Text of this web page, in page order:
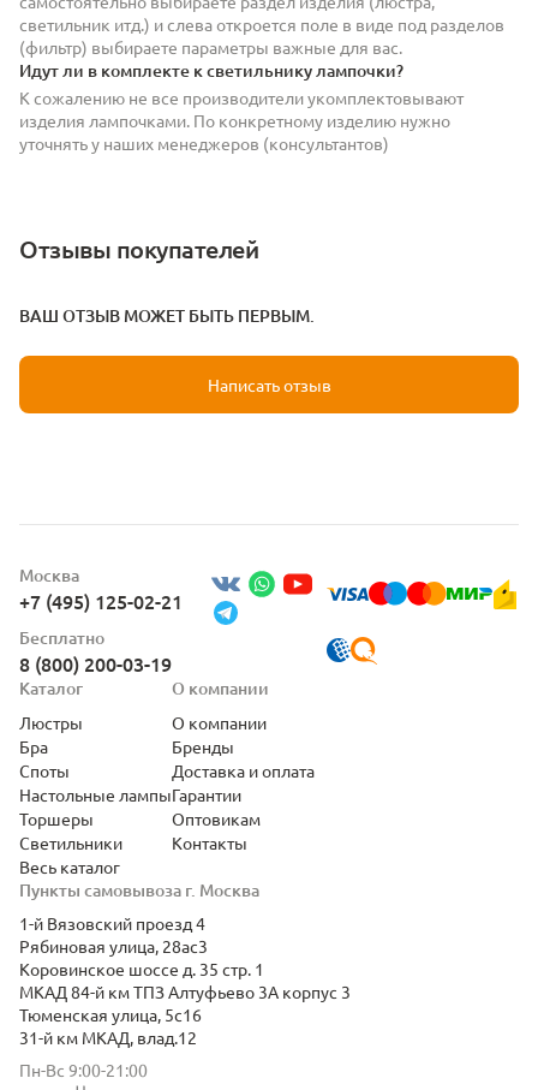
светильник итд.) и слева откроется поле в виде под разделов
(фильтр) выбираете параметры важные для вас.
Идут ли в комплекте к светильнику лампочки?
К сожалению не все производители укомплектовывают
изделия лампочками. По конкретному изделию нужно
уточнять у наших менеджеров (консультантов)
Отзывы покупателей
ВАШ ОТЗЫВ МОЖЕТ БЫТЬ ПЕРВЫМ.
Написать отзыв
Москва
+7 (495) 125-02-21
Бесплатно
8 (800) 200-03-19
Пункты самовывоза г. Москва
1-й Вязовский проезд 4
Рябиновая улица, 28ас3
Коровинское шоссе д. 35 стр. 1
МКАД 84-й км ТПЗ Алтуфьево 3А корпус 3
Тюменская улица, 5с16
31-й км МКАД, влад.12
Пн-Вс 9:00-21:00
Каталог
Люстры
Бра
Споты
Настольные лампы
Торшеры
Светильники
Весь каталог
О компании
О компании
Бренды
Доставка и оплата
Гарантии
Оптовикам
Контакты